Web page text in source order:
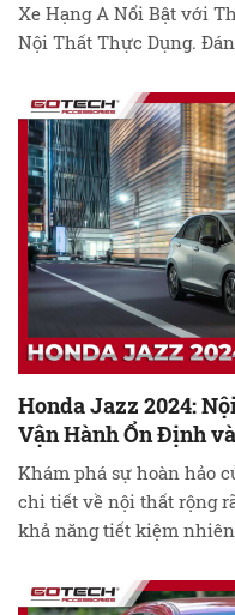
Xe Hạng A Nổi Bật với
Nội Thất Thực Dụng.
Hiện Đại và Tiện Ích.
Honda Jazz 2024:
Vận Hành Ổn Định
Khám phá sự hoàn hảo
chi tiết về nội thất rộng
khả năng tiết kiệm
thiết kế ngoại thất …Đọc